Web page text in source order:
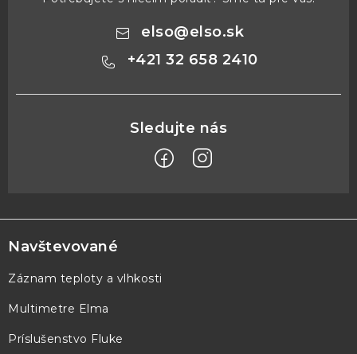
elso@elso.sk
+421 32 658 2410
á
p
ä
e
Navštevované
Záznam teploty a vlhkosti
Multimetre Elma
Príslušenstvo Fluke